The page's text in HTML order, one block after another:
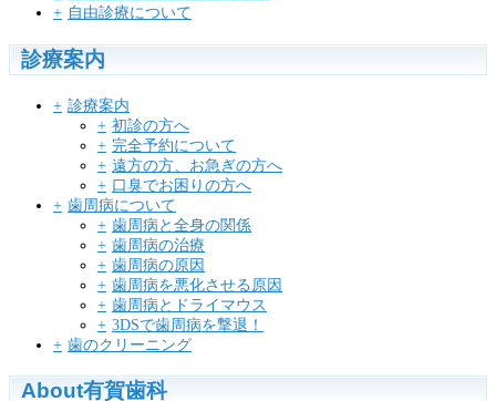
自由診療について
診療案内
診療案内
初診の方へ
完全予約について
遠方の方、お急ぎの方へ
口臭でお困りの方へ
歯周病について
歯周病と全身の関係
歯周病の治療
歯周病の原因
歯周病を悪化させる原因
歯周病とドライマウス
3DSで歯周病を撃退！
歯のクリーニング
About有賀歯科